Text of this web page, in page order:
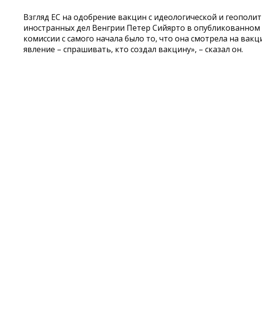
Взгляд ЕС на одобрение вакцин с идеологической и
иностранных дел Венгрии Петер Сийярто в
комиссии с самого начала было то, что она смотрела на
явление – спрашивать, кто создал вакцину», – сказал он.